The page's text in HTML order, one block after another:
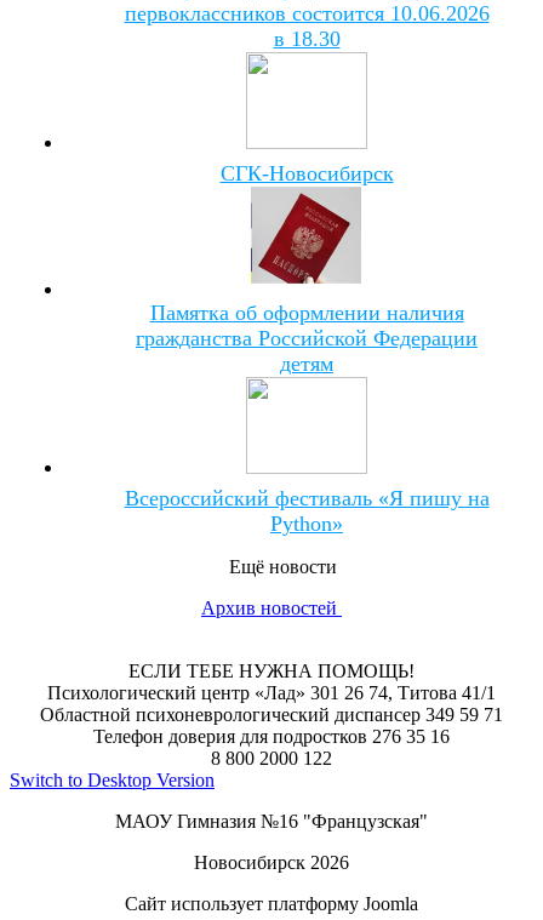
первоклассников состоится 10.06.2026
в 18.30
СГК-Новосибирск
Памятка об оформлении наличия
гражданства Российской Федерации
детям
Всероссийский фестиваль «Я пишу на
Python»
Ещё новости
Архив новостей
ЕСЛИ ТЕБЕ НУЖНА ПОМОЩЬ!
Психологический центр «Лад» 301 26 74, Титова 41/1
Областной психоневрологический диспансер 349 59 71
Телефон доверия для подростков 276 35 16
8 800 2000 122
Switch to Desktop Version
МАОУ Гимназия №16 "Французская"
Новосибирск 2026
Сайт использует платформу Joomla